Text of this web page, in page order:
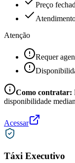
Preço
Atenção
Requer
Como contratar:
disponibilidade
Acessar
Táxi Executivo